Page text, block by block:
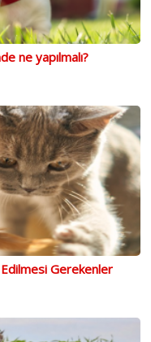
ne yapılmalı?
Gerekenler